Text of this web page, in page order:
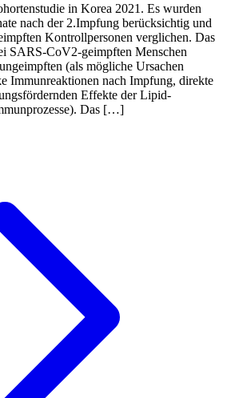
in Korea 2021. Es wurden
nach der 2.Impfung berücksichtig und
Kontrollpersonen verglichen. Das
SARS-CoV2-geimpften Menschen
(als mögliche Ursachen
Immunreaktionen nach Impfung, direkte
Effekte der Lipid-
Das […]